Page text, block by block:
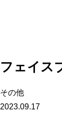
フェイス
その他
2023.09.17